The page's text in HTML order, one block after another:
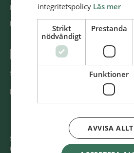
Fler kon­takt­upp­gif­ter >
Report ir­re­gu­la­ri­ti­es / Rap­por­te­ra
@SvenskaAl­li­ans­mis­sio­nen
Swish
Svenska Al­li­ans­mis­sio­nen är ett
med 140 för­sam­ling­ar och ca
integritetspolicy Läs mer
Strikt
nödvändigt
Prestanda
Funktioner
AVVISA ALLT